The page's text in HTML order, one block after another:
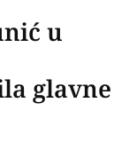
u
glavne